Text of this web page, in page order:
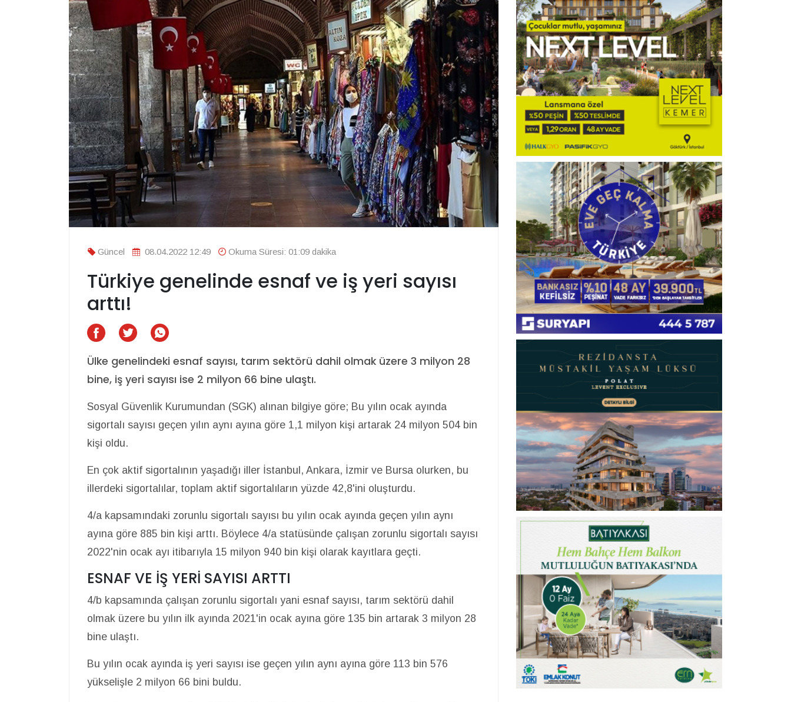
Güncel 08.04.2022 12:49 Okuma Süresi: 01:09 dakika
Türkiye genelinde esnaf ve iş yeri sayısı
arttı!
Ülke genelindeki esnaf sayısı, tarım sektörü dahil olmak üzere 3 milyon 28
bine, iş yeri sayısı ise 2 milyon 66 bine ulaştı.
Sosyal Güvenlik Kurumundan (SGK) alınan bilgiye göre; Bu yılın ocak ayında
sigortalı sayısı geçen yılın aynı ayına göre 1,1 milyon kişi artarak 24 milyon 504 bin
kişi oldu.
En çok aktif sigortalının yaşadığı iller İstanbul, Ankara, İzmir ve Bursa olurken, bu
illerdeki sigortalılar, toplam aktif sigortalıların yüzde 42,8'ini oluşturdu.
4/a kapsamındaki zorunlu sigortalı sayısı bu yılın ocak ayında geçen yılın aynı
ayına göre 885 bin kişi arttı. Böylece 4/a statüsünde çalışan zorunlu sigortalı sayısı
2022'nin ocak ayı itibarıyla 15 milyon 940 bin kişi olarak kayıtlara geçti.
ESNAF VE İŞ YERİ SAYISI ARTTI
4/b kapsamında çalışan zorunlu sigortalı yani esnaf sayısı, tarım sektörü dahil
olmak üzere bu yılın ilk ayında 2021'in ocak ayına göre 135 bin artarak 3 milyon 28
bine ulaştı.
Bu yılın ocak ayında iş yeri sayısı ise geçen yılın aynı ayına göre 113 bin 576
yükselişle 2 milyon 66 bini buldu.